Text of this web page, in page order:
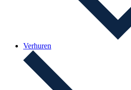
Verhuren